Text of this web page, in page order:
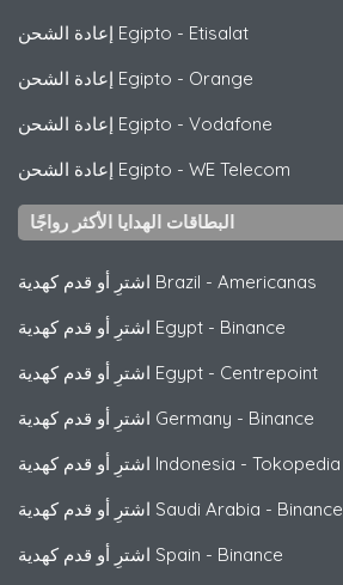
إعادة الشحن Egipto - Etisalat
إعادة الشحن Egipto - Orange
إعادة الشحن Egipto - Vodafone
إعادة الشحن Egipto - WE Telecom
البطاقات الهدايا الأكثر رواجًا
اشترِ أو قدم كهدية Brazil - Americanas
اشترِ أو قدم كهدية Egypt - Binance
اشترِ أو قدم كهدية Egypt - Centrepoint
اشترِ أو قدم كهدية Germany - Binance
اشترِ أو قدم كهدية Indonesia - Tokopedia
اشترِ أو قدم كهدية Saudi Arabia - Binance
اشترِ أو قدم كهدية Spain - Binance